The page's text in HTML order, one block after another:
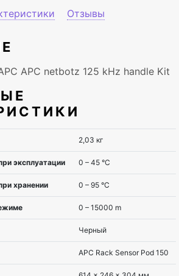
Отзывы
APC netbotz 125 kHz handle Kit